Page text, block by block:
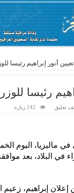
تعيين أنور إبراهيم رئيسا
رئيسا
تعليق 242 زيارة
ماليزيا، اليوم
في البلاد، بعد
إعلان إبراهيم،